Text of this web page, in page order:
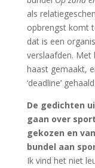
als
opbrengst komt
dat is een
verslaafden. Met
haast gemaakt,
‘deadline’
De gedichten
gaan over
gekozen en
bundel aan
Ik vind het niet